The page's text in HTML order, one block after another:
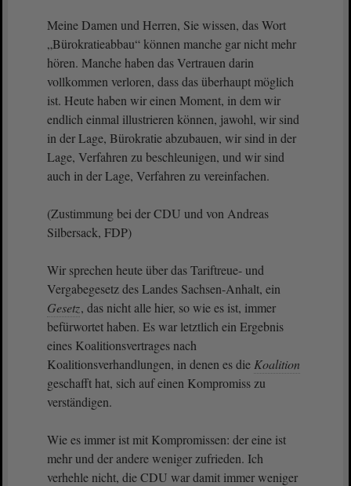
Meine Damen und Herren, Sie wissen, das Wort
„Bürokratieabbau“ können manche gar nicht mehr
hören. Manche haben das Vertrauen darin
vollkommen verloren, dass das überhaupt möglich
ist. Heute haben wir einen Moment, in dem wir
endlich einmal illustrieren können, jawohl, wir sind
in der Lage, Bürokratie abzubauen, wir sind in der
Lage, Verfahren zu beschleunigen, und wir sind
auch in der Lage, Verfahren zu vereinfachen.
(Zustimmung bei der CDU und von Andreas
Silbersack, FDP)
Wir sprechen heute über das Tariftreue- und
Vergabegesetz des Landes Sachsen-Anhalt, ein
Gesetz, das nicht alle hier, so wie es ist, immer
befürwortet haben. Es war letztlich ein Ergebnis
eines Koalitionsvertrages nach
Koalitionsverhandlungen, in denen es die Koalition
geschafft hat, sich auf einen Kompromiss zu
verständigen.
Wie es immer ist mit Kompromissen: der eine ist
mehr und der andere weniger zufrieden. Ich
verhehle nicht, die CDU war damit immer weniger